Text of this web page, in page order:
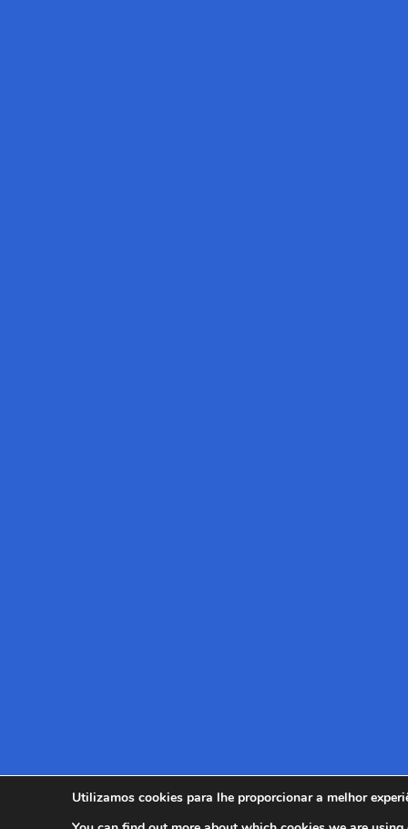
Utilizamos cookies para lhe proporcionar a melhor